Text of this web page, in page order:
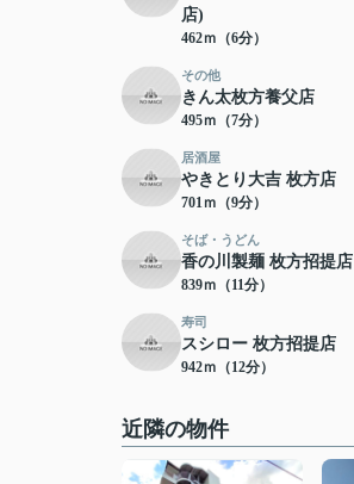
店)
462ｍ（6分）
その他
きん太枚方養父店
495ｍ（7分）
居酒屋
やきとり大吉 枚方店
701ｍ（9分）
そば・うどん
香の川製麺 枚方招提店
839ｍ（11分）
寿司
スシロー 枚方招提店
942ｍ（12分）
近隣の物件